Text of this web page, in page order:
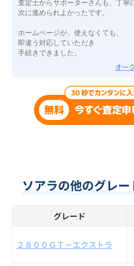
査定士からサポーターさんも、丁寧
次に進められよかったです。
ホームページが、使えなくても、
即違う対応していただき
手続きできました。
オー
ソアラの他のグレ
グレード
２８００ＧＴ－エクストラ